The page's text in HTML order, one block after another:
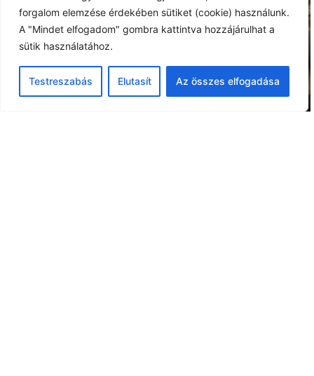
forgalom elemzése érdekében sütiket (cookie) használunk.
A "Mindet elfogadom" gombra kattintva hozzájárulhat a
sütik használatához.
Testreszabás Elutasít Az összes elfogadása
ELŐADÁSAINK